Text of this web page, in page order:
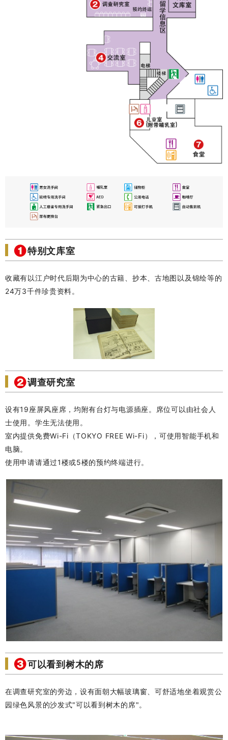
特别文库室
收藏有以江户时代后期为中心的古籍、抄本、古地图以及锦绘等的
24万3千件珍贵资料。
调查研究室
设有19座屏风座席，均附有台灯与电源插座。席位可以由社会人
士使用。学生无法使用。
室内提供免费Wi-Fi（TOKYO FREE Wi-Fi），可使用智能手机和
电脑。
使用申请请通过1楼或5楼的预约终端进行。
可以看到树木的席
在调查研究室的旁边，设有面朝大幅玻璃窗、可舒适地坐着观赏公
园绿色风景的沙发式"可以看到树木的席"。